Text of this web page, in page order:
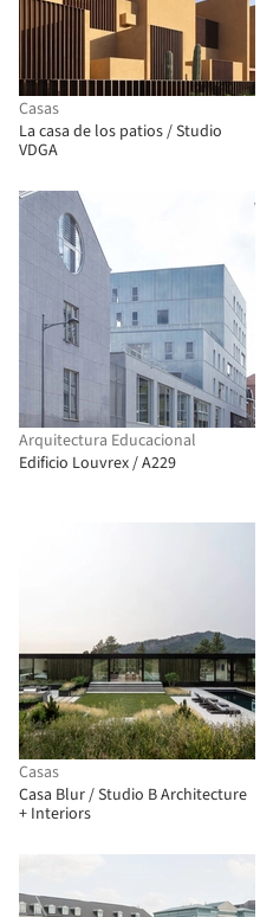
Casas
La casa de los patios / Studio
VDGA
Arquitectura Educacional
Edificio Louvrex / A229
Casas
Casa Blur / Studio B Architecture
+ Interiors